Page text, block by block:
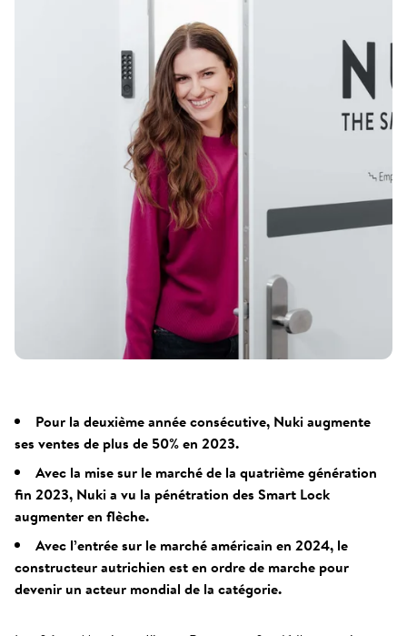
Pour la deuxième année consécutive, Nuki augmente
ses ventes de plus de 50% en 2023.
Avec la mise sur le marché de la quatrième génération
fin 2023, Nuki a vu la pénétration des Smart Lock
augmenter en flèche.
Avec l’entrée sur le marché américain en 2024, le
constructeur autrichien est en ordre de marche pour
devenir un acteur mondial de la catégorie.